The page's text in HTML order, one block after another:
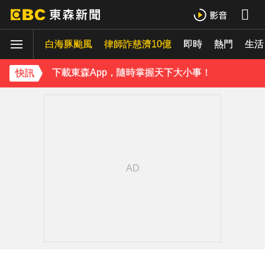
白海豚颱風 律師詐慈濟10億 即時 熱門 生活
快訊
下載東森App，隨時掌握天下大小事！